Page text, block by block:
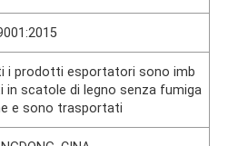
i prodotti esportatori sono imb
in scatole di legno senza fumiga
e sono trasportati